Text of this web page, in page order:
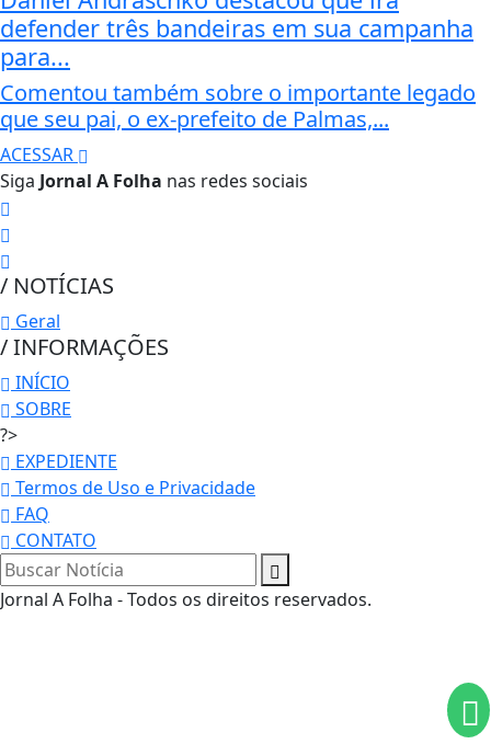
defender três bandeiras em sua campanha
para...
Comentou também sobre o importante legado
que seu pai, o ex-prefeito de Palmas,...
ACESSAR
Siga Jornal A Folha nas redes sociais
/ NOTÍCIAS
Geral
/ INFORMAÇÕES
INÍCIO
SOBRE
?>
EXPEDIENTE
Termos de Uso e Privacidade
FAQ
CONTATO
Jornal A Folha - Todos os direitos reservados.
Termos de Uso e Privacidade
Esse site utiliza cookies para melhorar sua
experiência de navegação. Ao continuar o acesso,